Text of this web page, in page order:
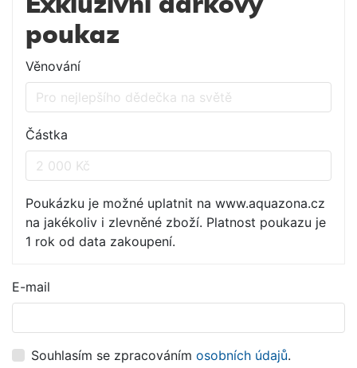
poukaz
Věnování
Částka
Poukázku je možné uplatnit na www.aquazona.cz
na jakékoliv i zlevněné zboží. Platnost poukazu je
1 rok od data zakoupení.
E-mail
Souhlasím se zpracováním osobních údajů.